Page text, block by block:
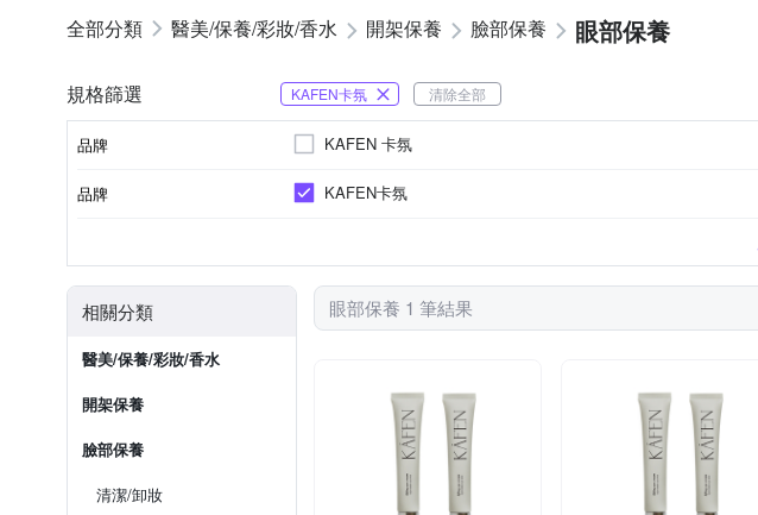
醫美/保養/彩妝/香水 開架保養 臉部保養 眼部保養
規格篩選 KAFEN卡氛 清除全部
品牌 KAFEN 卡氛
品牌 KAFEN卡氛
相關分類
醫美/保養/彩妝/香水
開架保養
臉部保養
清潔/卸妝
眼部保養 1 筆結果